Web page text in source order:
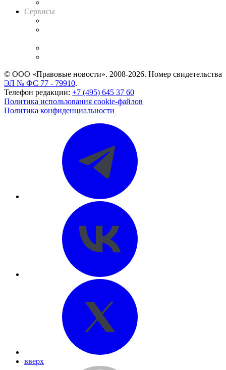
Сервисы
© ООО «Правовые новости». 2008-2026. Номер свидетельства
ЭЛ № ФС 77 - 79910.
Телефон редакции: +7 (495) 645 37 60
Политика использования cookie-файлов
Политика конфиденциальности
вверх